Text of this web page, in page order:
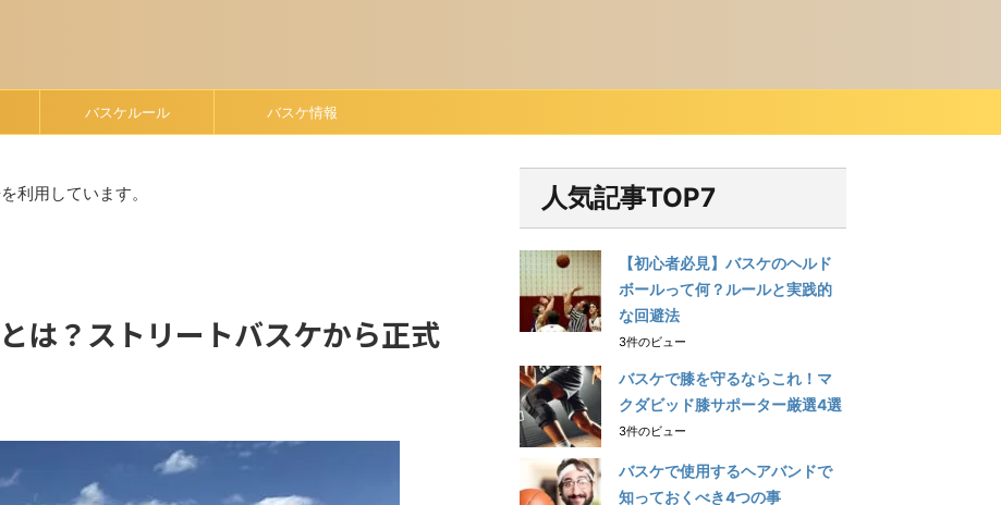
バスケルール バスケ情報
利用しています。
は？ストリートバスケから正式
人気記事TOP7
【初心者必見】バスケのヘルド
ボールって何？ルールと実践的
な回避法
3件のビュー
バスケで膝を守るならこれ！マ
クダビッド膝サポーター厳選4選
3件のビュー
バスケで使用するヘアバンドで
知っておくべき4つの事